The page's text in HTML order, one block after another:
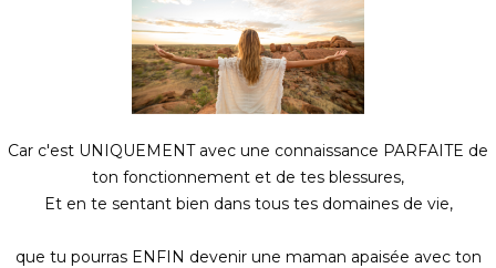
Car c'est UNIQUEMENT avec une connaissance PARFAITE de
ton fonctionnement et de tes blessures,
Et en te sentant bien dans tous tes domaines de vie,
que tu pourras ENFIN devenir une maman apaisée avec ton